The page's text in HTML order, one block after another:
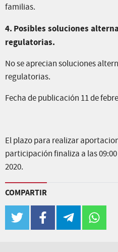
familias.
4. Posibles soluciones
regulatorias.
No se aprecian soluciones
regulatorias.
Fecha de publicación 11 de
El plazo para realizar
participación finaliza a las
2020.
COMPARTIR
twitter facebook telegram